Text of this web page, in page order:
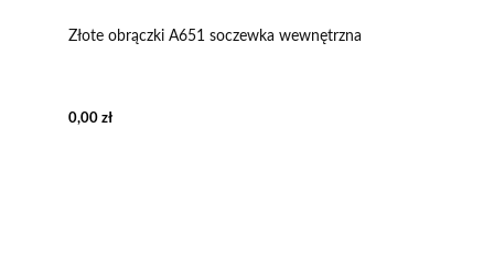
Złote obrączki A651 soczewka wewnętrzna
0,00 zł